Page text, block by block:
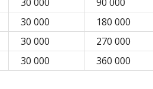
30 000
180 000
30 000
270 000
30 000 360 000